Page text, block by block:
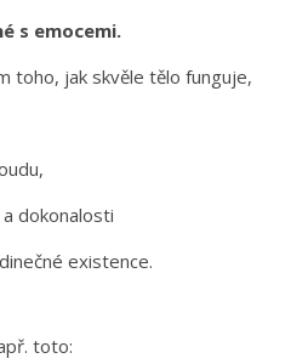
s emocemi.
toho, jak skvěle tělo funguje,
dokonalosti
existence.
toto: